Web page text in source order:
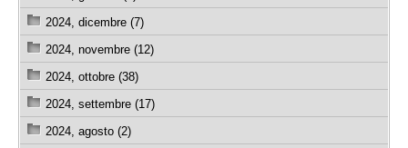
2024, dicembre (7)
2024, novembre (12)
2024, ottobre (38)
2024, settembre (17)
2024, agosto (2)